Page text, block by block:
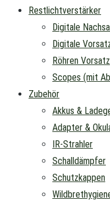
Restlichtverstärker
Digitale
Digitale
Röhren
Scopes (mit
Zubehör
Akkus &
Adapter &
IR-Strahler
Schalldämpfer
Schutzkappen